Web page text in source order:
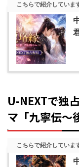
こちらで紹介していま
U-NEXTで独
マ「九寧伝～
こちらで紹介していま